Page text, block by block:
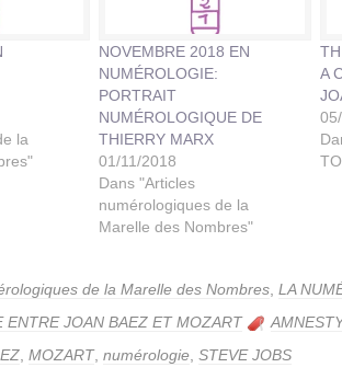
la
NOVEMBRE 2018 EN
NUMÉROLOGIE:
PORTRAIT
NUMÉROLOGIQUE DE
THIERRY MARX
01/11/2018
Dans "Articles
numérologiques de la
Marelle des Nombres"
A
de la Marelle des Nombres LA
ENTRE JOAN BAEZ ET MOZART
MOZART, numérologie STEVE JOBS